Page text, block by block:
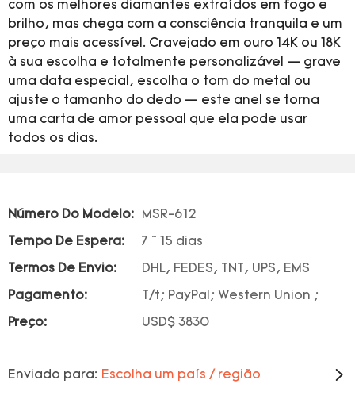
com os melhores diamantes extraídos em fogo e
brilho, mas chega com a consciência tranquila e um
preço mais acessível. Cravejado em ouro 14K ou 18K
à sua escolha e totalmente personalizável — grave
uma data especial, escolha o tom do metal ou
ajuste o tamanho do dedo — este anel se torna
uma carta de amor pessoal que ela pode usar
todos os dias.
Número Do Modelo: MSR-612
Tempo De Espera: 7 ~ 15 dias
Termos De Envio: DHL, FEDES, TNT, UPS, EMS
Pagamento: T/t; PayPal; Western Union ;
Preço: USD$ 3830
Enviado para: Escolha um país / região